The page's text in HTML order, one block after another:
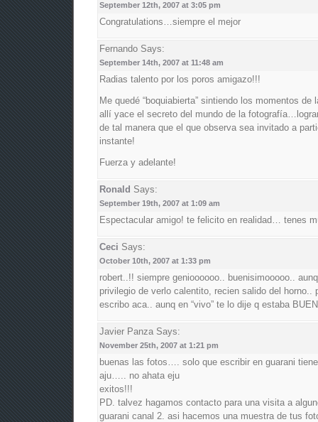
September 12th, 2007 at 3:05 pm
Congratulations…siempre el mejor
Fernando Says:
September 14th, 2007 at 11:48 am
Radias talento por los poros amigazo!!!
Me quedé “boquiabierta” sintiendo los momentos
allí yace el secreto del mundo de la
de tal manera que el que observa sea invitado a
instante!
Fuerza y adelante!
Ronald Says:
September 19th, 2007 at 1:09 am
Espectacular amigo! te felicito en realidad… tenes
Ceci Says:
October 10th, 2007 at 1:33 pm
robert..!! siempre genioooooo.. buenisimooooo..
privilegio de verlo calentito, recien salido del horno..
escribo aca.. aunq en “vivo” te lo dije q estaba
Javier Panza Says:
November 25th, 2007 at 1:21 pm
buenas las fotos…. solo que escribir en guarani
aju….. no ahata eju
exitos!!!
PD. talvez hagamos contacto para una visita a
guarani canal 2. asi hacemos una muestra de tus